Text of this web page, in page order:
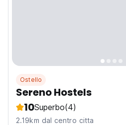
Ostello
Sereno Hostels
10Superbo(4)
2.19km dal centro citta